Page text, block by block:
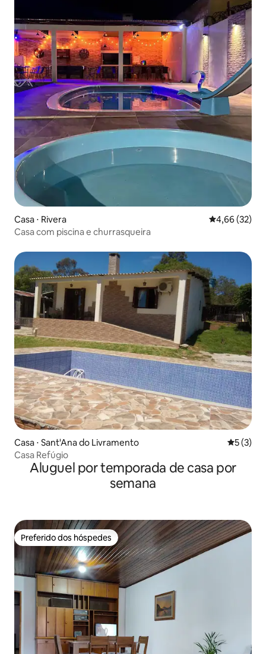
Casa ⋅ Rivera 4,66 de uma
4,66 (32)
Casa com piscina e churrasqueira
Casa ⋅ Sant'Ana do Livramento 5 de
5 (3)
Casa Refúgio
Aluguel por temporada de casa por
semana
Preferido dos hóspedes
Preferido dos hóspedes